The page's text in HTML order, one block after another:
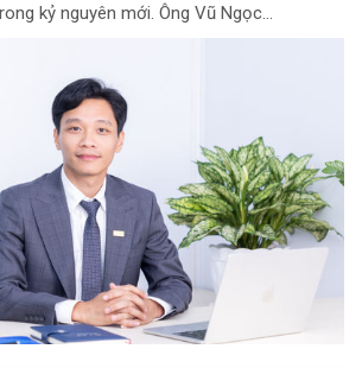
kỷ nguyên mới. Ông Vũ Ngọc...